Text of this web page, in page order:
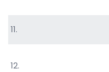
11.
12.